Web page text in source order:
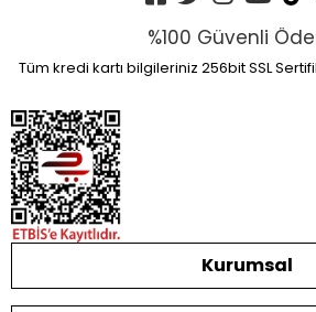
%100 Güvenli
Tüm kredi kartı bilgileriniz 256bit SSL
Kurumsal